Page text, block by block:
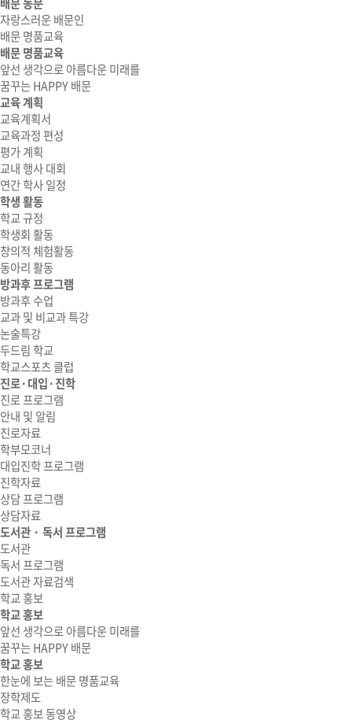
자랑스러운 배문인
배문 명품교육
배문 명품교육
앞선 생각으로 아름다운 미래를
꿈꾸는 HAPPY 배문
교육 계획
교육계획서
교육과정 편성
평가 계획
교내 행사 대회
연간 학사 일정
학생 활동
학교 규정
학생회 활동
창의적 체험활동
동아리 활동
방과후 프로그램
방과후 수업
교과 및 비교과 특강
논술특강
두드림 학교
학교스포츠 클럽
진로·대입·진학
진로 프로그램
안내 및 알림
진로자료
학부모코너
대입진학 프로그램
진학자료
상담 프로그램
상담자료
도서관 · 독서 프로그램
도서관
독서 프로그램
도서관 자료검색
학교 홍보
학교 홍보
앞선 생각으로 아름다운 미래를
꿈꾸는 HAPPY 배문
학교 홍보
한눈에 보는 배문 명품교육
장학제도
학교 홍보 동영상